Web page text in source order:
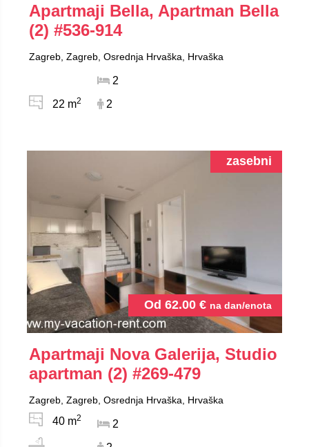
Apartmaji Bella, Apartman Bella
(2) #536-914
Zagreb, Zagreb, Osrednja Hrvaška, Hrvaška
22 m2
2
2
Od 62.00 € na dan/enota
zasebni
Apartmaji Nova Galerija, Studio
apartman (2) #269-479
Zagreb, Zagreb, Osrednja Hrvaška, Hrvaška
40 m2
2